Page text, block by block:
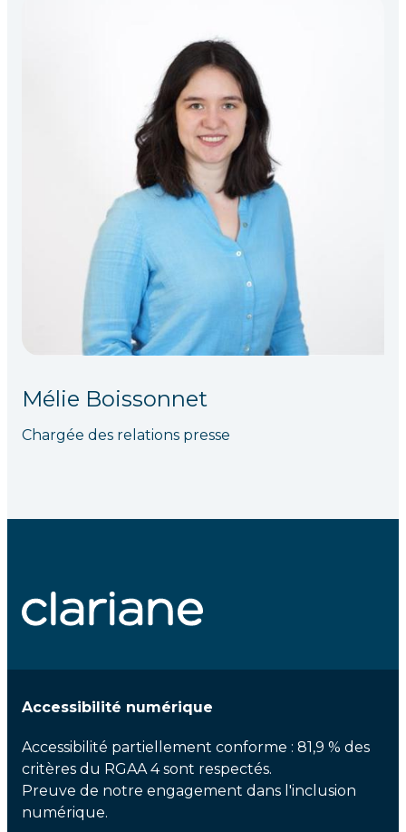
Mélie Boissonnet
Chargée des relations presse
Accessibilité numérique
Accessibilité partiellement conforme : 81,9 % des
critères du RGAA 4 sont respectés.
Preuve de notre engagement dans l'inclusion
numérique.